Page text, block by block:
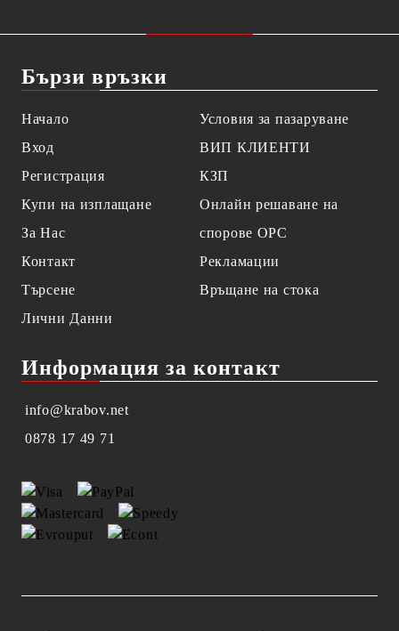
Бързи връзки
Начало
Вход
Регистрация
Купи на изплащане
За Нас
Контакт
Търсене
Лични Данни
Условия за пазаруване
ВИП КЛИЕНТИ
КЗП
Онлайн решаване на
спорове OPC
Рекламации
Връщане на стока
Информация за контакт
info@krabov.net
0878 17 49 71